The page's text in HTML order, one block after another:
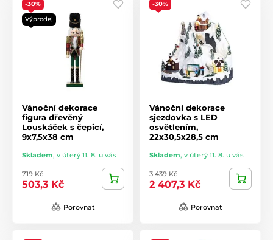
-30%
Výprodej
Vánoční dekorace
figura dřevěný
Louskáček s čepicí,
9x7,5x38 cm
Skladem, v úterý 11. 8. u vás
719 Kč
503,3 Kč
Porovnat
-30%
Vánoční dekorace
sjezdovka s LED
osvětlením,
22x30,5x28,5 cm
Skladem, v úterý 11. 8. u vás
3 439 Kč
2 407,3 Kč
Porovnat